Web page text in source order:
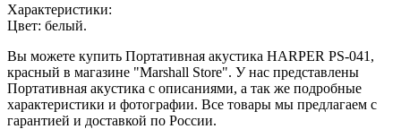
Характеристики:
Цвет: белый.
Вы можете купить Портативная акустика HARPER PS-041,
красный в магазине "Marshall Store". У нас представлены
Портативная акустика с описаниями, а так же подробные
характеристики и фотографии. Все товары мы предлагаем с
гарантией и доставкой по России.